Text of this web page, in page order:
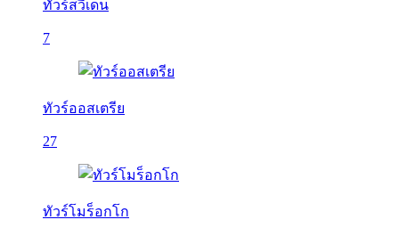
ทัวร์สวีเดน
7
ทัวร์ออสเตรีย
27
ทัวร์โมร็อกโก